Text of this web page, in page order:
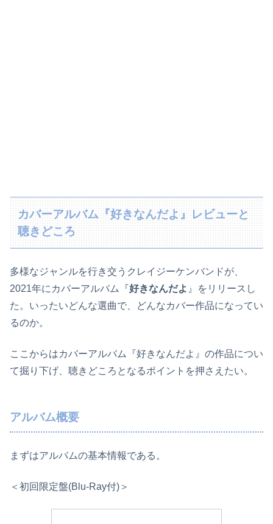
カバーアルバム『好きなんだよ』レビューと
聴きどころ
多様なジャンルを行き交うクレイジーケンバンドが、
2021年にカバーアルバム『好きなんだよ 』をリリースし
た。いったいどんな選曲で、どんなカバー作品になってい
るのか。
ここからはカバーアルバム『好きなんだよ』の作品につい
て掘り下げ、聴きどころとなるポイントを押さえたい。
アルバム概要
まずはアルバムの基本情報である。
＜初回限定盤(Blu-Ray付)＞